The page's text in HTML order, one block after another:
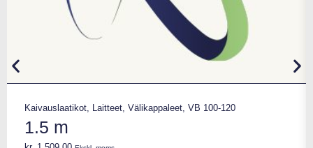
Kaivauslaatikot, Laitteet, Välikappaleet, VB 100-120
1.5 m